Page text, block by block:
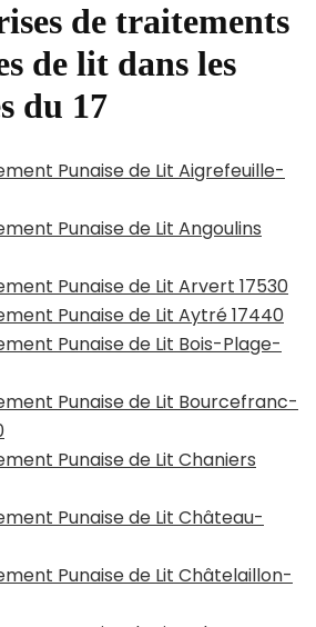
de traitements
de lit dans les
du 17
Punaise de Lit Aigrefeuille-
Punaise de Lit Angoulins
Punaise de Lit Arvert 17530
Punaise de Lit Aytré 17440
Punaise de Lit Bois-Plage-
Punaise de Lit Bourcefranc-
Punaise de Lit Chaniers
Punaise de Lit Château-
Punaise de Lit Châtelaillon-